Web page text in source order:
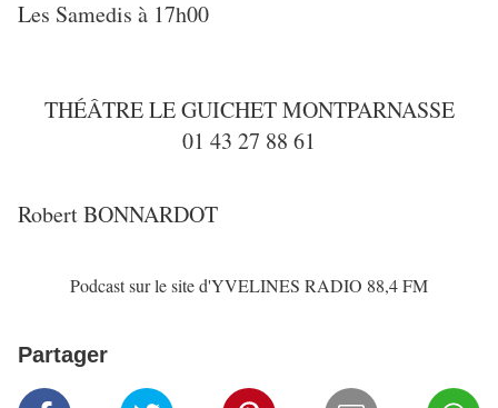
Les Samedis à 17h00
THÉÂTRE LE GUICHET MONTPARNASSE
01 43 27 88 61
Robert BONNARDOT
Podcast sur le site d'YVELINES RADIO 88,4 FM
Partager